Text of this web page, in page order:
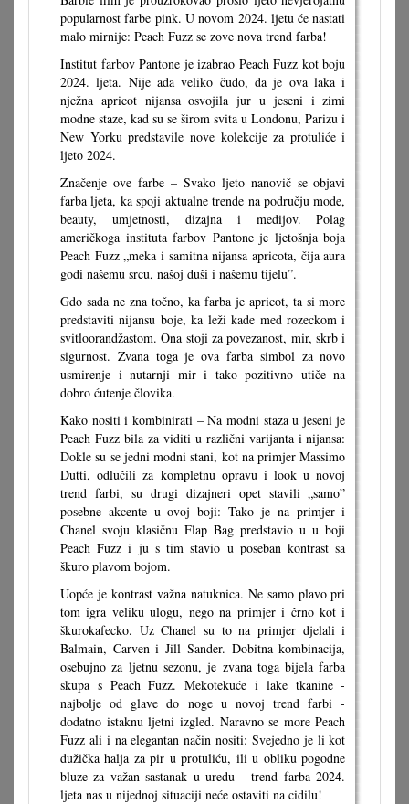
popularnost farbe pink. U novom 2024. ljetu će nastati
malo mirnije: Peach Fuzz se zove nova trend farba!
Institut farbov Pantone je izabrao Peach Fuzz kot boju
2024. ljeta. Nije ada veliko čudo, da je ova laka i
nježna apricot nijansa osvojila jur u jeseni i zimi
modne staze, kad su se širom svita u Londonu, Parizu i
New Yorku predstavile nove kolekcije za protuliće i
ljeto 2024.
Značenje ove farbe – Svako ljeto nanovič se objavi
farba ljeta, ka spoji aktualne trende na području mode,
beauty, umjetnosti, dizajna i medijov. Polag
američkoga instituta farbov Pantone je ljetošnja boja
Peach Fuzz „meka i samitna nijansa apricota, čija aura
godi našemu srcu, našoj duši i našemu tijelu”.
Gdo sada ne zna točno, ka farba je apricot, ta si more
predstaviti nijansu boje, ka leži kade med rozeckom i
svitloorandžastom. Ona stoji za povezanost, mir, skrb i
sigurnost. Zvana toga je ova farba simbol za novo
usmirenje i nutarnji mir i tako pozitivno utiče na
dobro ćutenje človika.
Kako nositi i kombinirati – Na modni staza u jeseni je
Peach Fuzz bila za viditi u različni varijanta i nijansa:
Dokle su se jedni modni stani, kot na primjer Massimo
Dutti, odlučili za kompletnu opravu i look u novoj
trend farbi, su drugi dizajneri opet stavili „samo”
posebne akcente u ovoj boji: Tako je na primjer i
Chanel svoju klasičnu Flap Bag predstavio u u boji
Peach Fuzz i ju s tim stavio u poseban kontrast sa
škuro plavom bojom.
Uopće je kontrast važna natuknica. Ne samo plavo pri
tom igra veliku ulogu, nego na primjer i črno kot i
škurokafecko. Uz Chanel su to na primjer djelali i
Balmain, Carven i Jill Sander. Dobitna kombinacija,
osebujno za ljetnu sezonu, je zvana toga bijela farba
skupa s Peach Fuzz. Mekotekuće i lake tkanine -
najbolje od glave do noge u novoj trend farbi -
dodatno istaknu ljetni izgled. Naravno se more Peach
Fuzz ali i na elegantan način nositi: Svejedno je li kot
dužička halja za pir u protuliću, ili u obliku pogodne
bluze za važan sastanak u uredu - trend farba 2024.
ljeta nas u nijednoj situaciji neće ostaviti na cidilu!